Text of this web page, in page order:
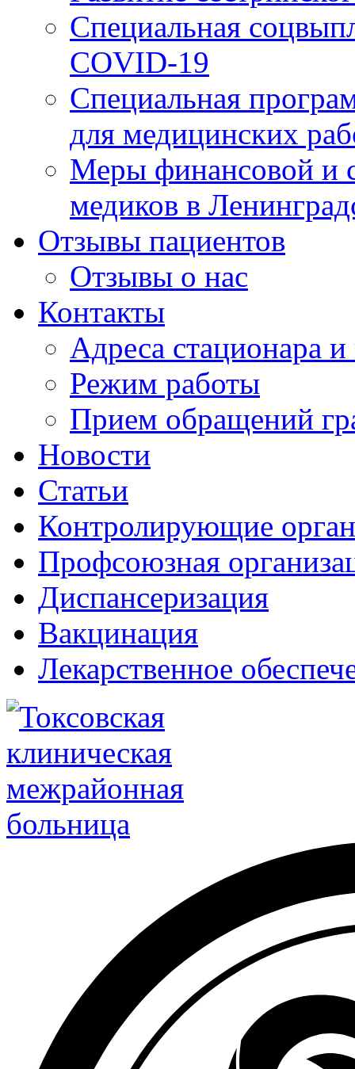
Специальная
COVID-19
Специальная
для медицинских
Меры финансовой и
медиков в
Отзывы пациентов
Отзывы о нас
Контакты
Адреса стационара
Режим работы
Прием обращений
Новости
Статьи
Контролирующие
Профсоюзная
Диспансеризация
Вакцинация
Лекарственное